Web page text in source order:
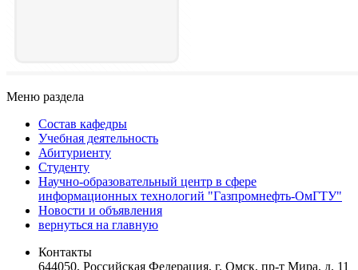
Меню раздела
Состав кафедры
Учебная деятельность
Абитуриенту
Студенту
Научно-образовательный центр в сфере
информационных технологий "Газпромнефть-ОмГТУ"
Новости и объявления
вернуться на главную
Контакты
644050, Российская Федерация, г. Омск, пр-т Мира, д. 11